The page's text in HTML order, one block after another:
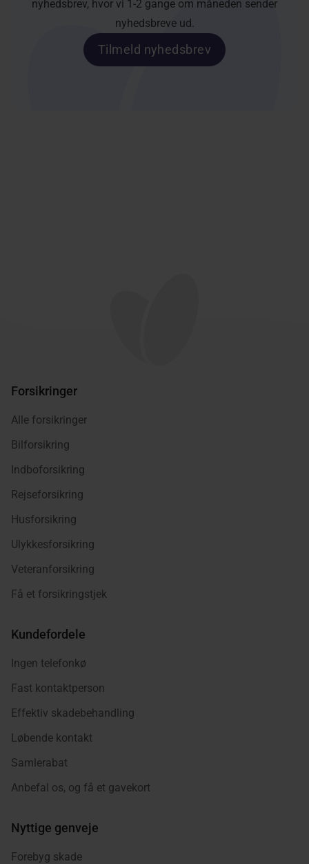
nyhedsbrev, hvor vi 1-2 gange om måneden sender
nyhedsbreve ud.
Tilmeld nyhedsbrev
Forsikringer
Alle forsikringer
Bilforsikring
Indboforsikring
Rejseforsikring
Husforsikring
Ulykkesforsikring
Veteranforsikring
Få et forsikringstjek
Kundefordele
Ingen telefonkø
Fast kontaktperson
Effektiv skadebehandling
Løbende kontakt
Samlerabat
Anbefal os, og få et gavekort
Nyttige genveje
Forebyg skade